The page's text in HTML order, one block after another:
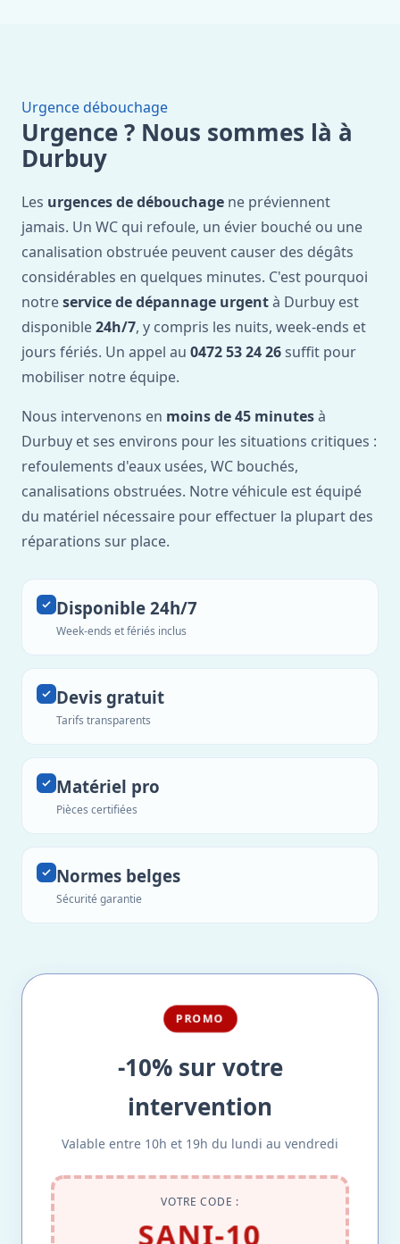
Urgence débouchage
Urgence ? Nous sommes là à
Durbuy
Les urgences de débouchage ne préviennent
jamais. Un WC qui refoule, un évier bouché ou une
canalisation obstruée peuvent causer des dégâts
considérables en quelques minutes. C'est pourquoi
notreservice de dépannage urgentà Durbuy est
disponible24h/7, y compris les nuits, week-ends et
jours fériés. Un appel au 0472 53 24 26 suffit pour
mobiliser notre équipe.
Nous intervenons en moins de 45 minutesà
Durbuy et ses environs pour les situations critiques :
refoulements d'eaux usées, WC bouchés,
canalisations obstruées. Notre véhicule est équipé
du matériel nécessaire pour effectuer la plupart des
réparations sur place.
Disponible 24h/7
Week-ends et fériés inclus
Devis gratuit
Tarifs transparents
Matériel pro
Pièces certifiées
Normes belges
Sécurité garantie
PROMO
-10% sur votre
intervention
Valable entre 10h et 19h du lundi au vendredi
VOTRE CODE :
SANI-10